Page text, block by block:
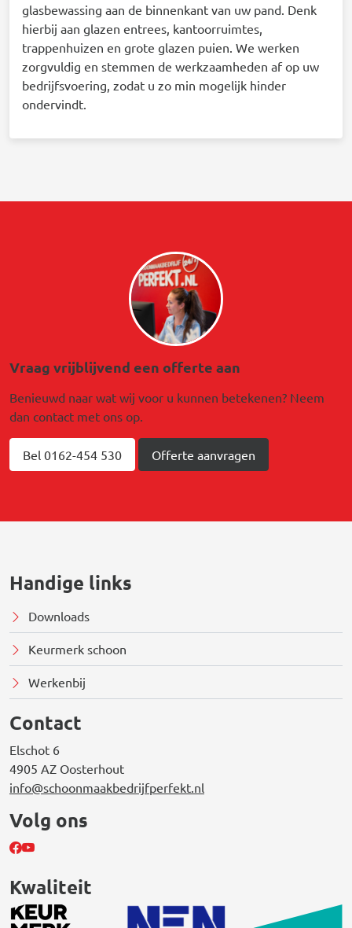
glasbewassing aan de binnenkant van uw pand. Denk
hierbij aan glazen entrees, kantoorruimtes,
trappenhuizen en grote glazen puien. We werken
zorgvuldig en stemmen de werkzaamheden af op uw
bedrijfsvoering, zodat u zo min mogelijk hinder
ondervindt.
Afbeelding
Vraag vrijblijvend een offerte aan
Benieuwd naar wat wij voor u kunnen betekenen? Neem
dan contact met ons op.
Bel 0162-454 530 Offerte aanvragen
Handige links
Downloads
Keurmerk schoon
Werkenbij
Contact
Elschot 6
4905 AZ Oosterhout
info@schoonmaakbedrijfperfekt.nl
Volg ons
Kwaliteit